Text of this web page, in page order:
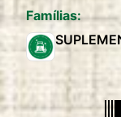
Famílias: